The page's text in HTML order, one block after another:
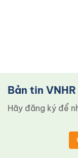
Bản tin VNHR
Hãy đăng ký để